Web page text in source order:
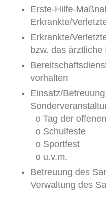
Erste-Hilfe-
Erkrankte/
Erkrankte/
bzw. das
vorhalten
Einsatz/
o Tag der
o Schulfeste
o Sportfest
o u.v.m.
Betreuung des
Verwaltung des